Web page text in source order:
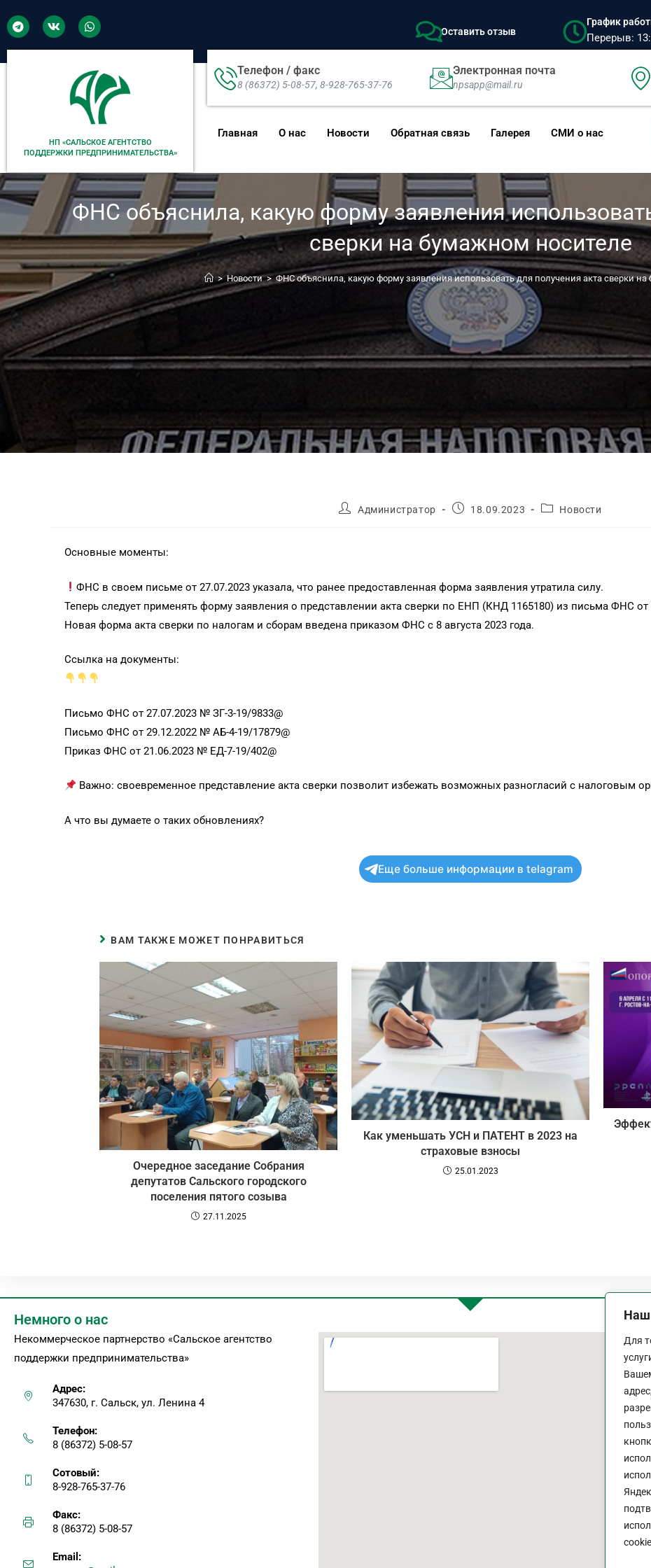
Наш
Для
Оставить отзыв
График
Перерыв:
НП «САЛЬСКОЕ АГЕНТСТВО
ПОДДЕРЖКИ ПРЕДПРИНИМАТЕЛЬСТВА»
Телефон / факс
8 (86372) 5-08-57, 8-928-765-37-76
Электронная почта
npsapp@mail.ru
Главная О нас Новости Обратная связь Галерея СМИ о нас
ФНС объяснила, какую форму заявления
сверки на бумажном носителе
> Новости > ФНС объяснила, какую форму заявления использовать для получения акта сверки
Администратор 18.09.2023 Новости
Основные моменты:
ФНС в своем письме от 27.07.2023 указала, что ранее предоставленная форма заявления утратила силу.
Теперь следует применять форму заявления о представлении акта сверки по ЕНП (КНД 1165180) из письма ФНС от
Новая форма акта сверки по налогам и сборам введена приказом ФНС с 8 августа 2023 года.
Ссылка на документы:
Письмо ФНС от 27.07.2023 № ЗГ-3-19/9833@
Письмо ФНС от 29.12.2022 № АБ-4-19/17879@
Приказ ФНС от 21.06.2023 № ЕД-7-19/402@
Важно: своевременное представление акта сверки позволит избежать возможных разногласий с налоговым
А что вы думаете о таких обновлениях?
Еще больше информации в telagram
ВАМ ТАКЖЕ МОЖЕТ ПОНРАВИТЬСЯ
Очередное заседание Собрания
депутатов Сальского городского
поселения пятого созыва
27.11.2025
Как уменьшать УСН и ПАТЕНТ в 2023 на
страховые взносы
25.01.2023
Немного о нас
Некоммерческое партнерство «Сальское агентство
поддержки предпринимательства»
Адрес:
347630, г. Сальск, ул. Ленина 4
Телефон:
8 (86372) 5-08-57
Сотовый:
8-928-765-37-76
Факс:
8 (86372) 5-08-57
Email: